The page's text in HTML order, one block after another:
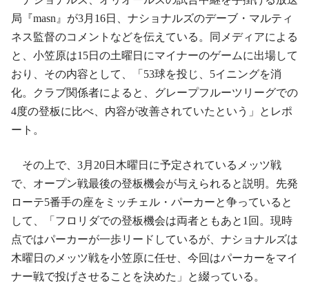
局『masn』が3月16日、ナショナルズのデーブ・マルティ
ネス監督のコメントなどを伝えている。同メディアによる
と、小笠原は15日の土曜日にマイナーのゲームに出場して
おり、その内容として、「53球を投じ、5イニングを消
化。クラブ関係者によると、グレープフルーツリーグでの
4度の登板に比べ、内容が改善されていたという」とレポ
ート。
その上で、3月20日木曜日に予定されているメッツ戦
で、オープン戦最後の登板機会が与えられると説明。先発
ローテ5番手の座をミッチェル・パーカーと争っていると
して、「フロリダでの登板機会は両者ともあと1回。現時
点ではパーカーが一歩リードしているが、ナショナルズは
木曜日のメッツ戦を小笠原に任せ、今回はパーカーをマイ
ナー戦で投げさせることを決めた」と綴っている。